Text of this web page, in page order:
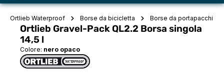
Ortlieb Waterproof Borse da bicicletta Borse da portapacchi
Ortlieb Gravel-Pack QL2.2 Borsa singola
14,5 l
Colore: nero opaco